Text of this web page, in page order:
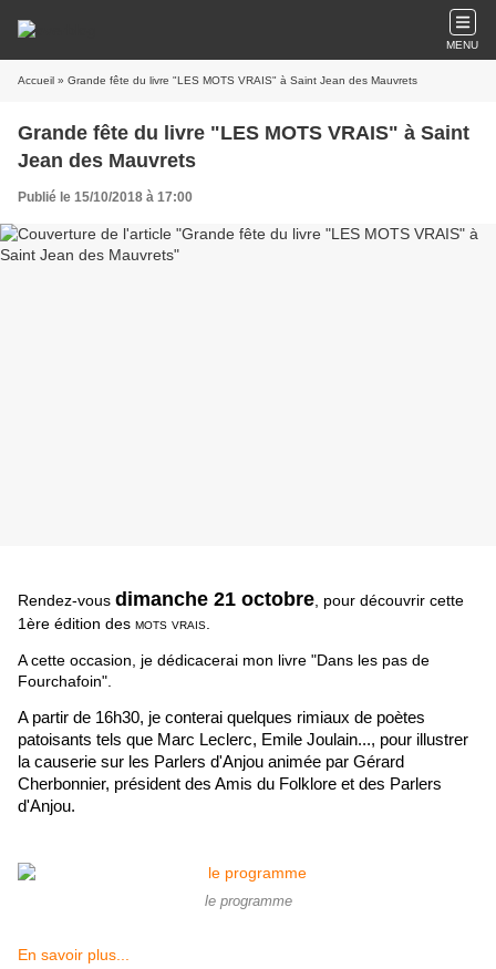
MENU
Accueil » Grande fête du livre "LES MOTS VRAIS" à Saint Jean des Mauvrets
Grande fête du livre "LES MOTS VRAIS" à Saint
Jean des Mauvrets
Publié le 15/10/2018 à 17:00
Rendez-vous dimanche 21 octobre , pour découvrir cette
1ère édition des mots vrais.
A cette occasion, je dédicacerai mon livre "Dans les pas de
Fourchafoin".
A partir de 16h30, je conterai quelques rimiaux de poètes
patoisants tels que Marc Leclerc, Emile Joulain..., pour illustrer
la causerie sur les Parlers d'Anjou animée par Gérard
Cherbonnier, président des Amis du Folklore et des Parlers
d'Anjou.
le programme
En savoir plus...